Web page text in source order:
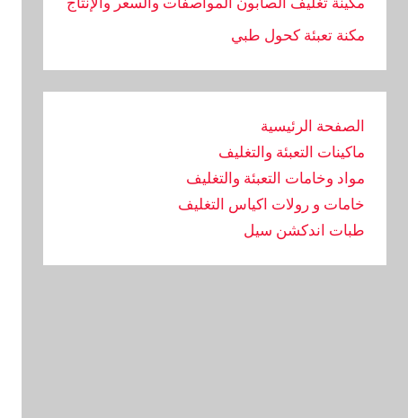
مكنة تعبئة كحول طبي
الصفحة الرئيسية
ماكينات التعبئة والتغليف
مواد وخامات التعبئة والتغليف
خامات و رولات اكياس التغليف
طبات اندكشن سيل